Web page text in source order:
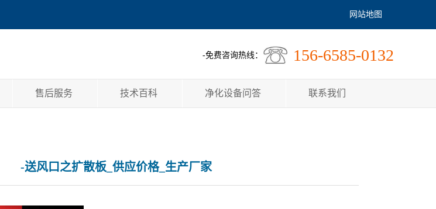
网站地图
-免费咨询热线： 156-6585-0132
售后服务 技术百科 净化设备问答 联系我们
-送风口之扩散板_供应价格_生产厂家